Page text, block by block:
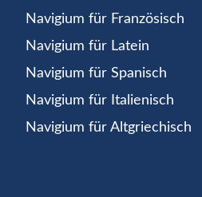
Navigium für Französisch
Navigium für Latein
Navigium für Spanisch
Navigium für Italienisch
Navigium für Altgriechisch